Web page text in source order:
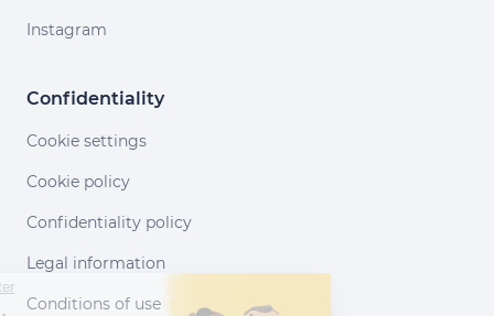
Instagram
Confidentiality
Cookie settings
Cookie policy
Confidentiality policy
Legal information
Conditions of use
Salut c'est nous...